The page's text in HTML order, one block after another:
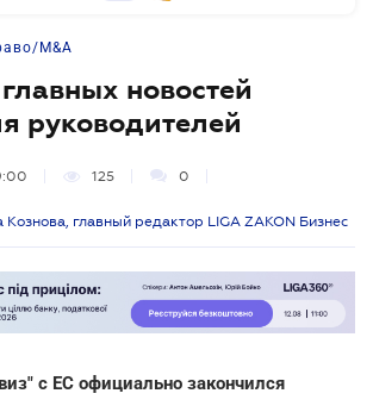
M&A
новостей
руководителей
125 0
главный редактор LIGA ZAKON Бизнес
с ЕC официально закончился